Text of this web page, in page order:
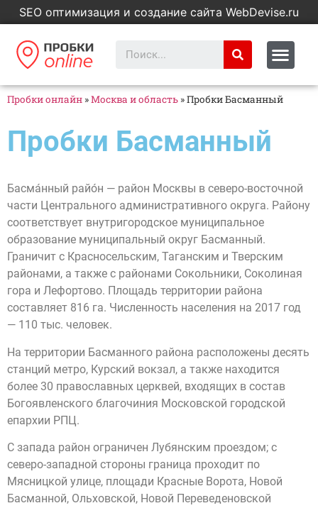
SEO оптимизация и создание сайта WebDevise.ru
Пробки онлайн »Москва и область »Пробки Басманный
Пробки Басманный
Басма́нный райо́н — район Москвы в северо-восточной
части Центрального административного округа. Району
соответствует внутригородское муниципальное
образование муниципальный округ Басманный.
Граничит с Красносельским, Таганским и Тверским
районами, а также с районами Сокольники, Соколиная
гора и Лефортово. Площадь территории района
составляет 816 га. Численность населения на 2017 год
— 110 тыс. человек.
На территории Басманного района расположены десять
станций метро, Курский вокзал, а также находится
более 30 православных церквей, входящих в состав
Богоявленского благочиния Московской городской
епархии РПЦ.
С запада район ограничен Лубянским проездом; с
северо-западной стороны граница проходит по
Мясницкой улице, площади Красные Ворота, Новой
Басманной, Ольховской, Новой Переведеновской